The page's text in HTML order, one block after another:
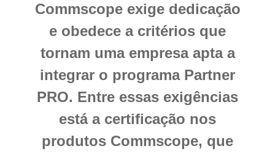
Commscope exige dedicação
e obedece a critérios que
tornam uma empresa apta a
integrar o programa Partner
PRO. Entre essas exigências
está a certificação nos
produtos Commscope, que